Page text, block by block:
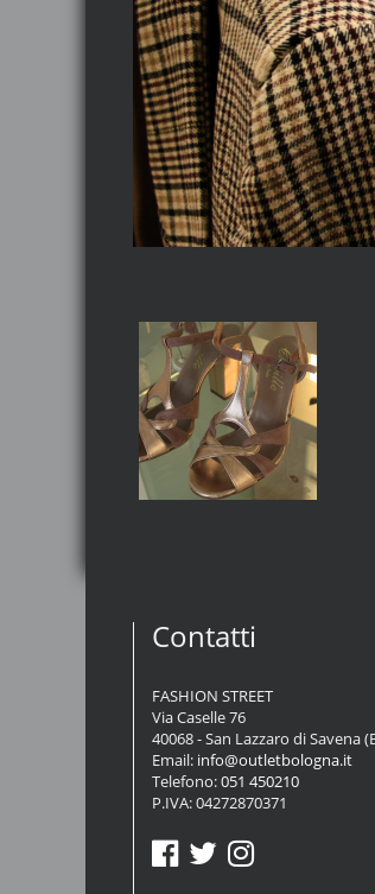
Contatti
FASHION STREET
Via Caselle 76
40068 - San Lazzaro di Savena
Email: info@outletbologna.it
Telefono:051 450210
P.IVA: 04272870371